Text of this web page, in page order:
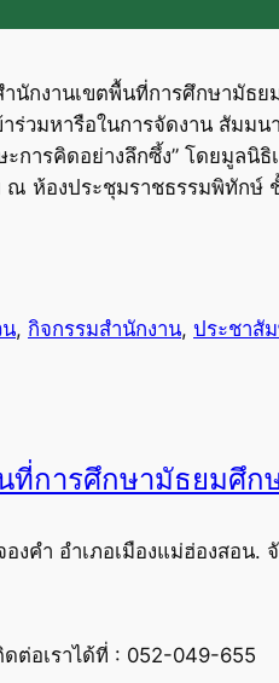
กงานเขตพื้นที่การศึกษามัธ
วมหารือในการจัดงาน สัมม
การคิดอย่างลึกซึ้ง” โดยมูลนิ
ณ ห้องประชุมราชธรรมพิทักษ์
, กิจกรรมสำนักงาน, ประชาสั
ที่การศึกษามัธยมศึก
คำ อำเภอเมืองแม่ฮ่องสอน.
ดต่อเราได้ที่ : 052-049-655